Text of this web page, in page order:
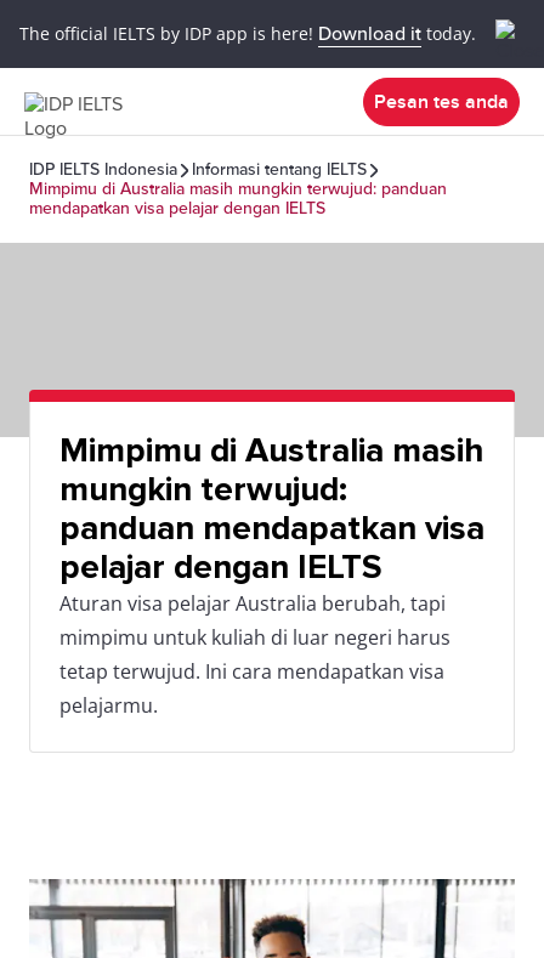
The official IELTS by IDP app is here! Download it today.
Pesan tes anda
IDP IELTS Indonesia
Informasi tentang IELTS
Mimpimu di Australia masih mungkin terwujud: panduan
mendapatkan visa pelajar dengan IELTS
Mimpimu di Australia masih
mungkin terwujud:
panduan mendapatkan visa
pelajar dengan IELTS
Aturan visa pelajar Australia berubah, tapi
mimpimu untuk kuliah di luar negeri harus
tetap terwujud. Ini cara mendapatkan visa
pelajarmu.